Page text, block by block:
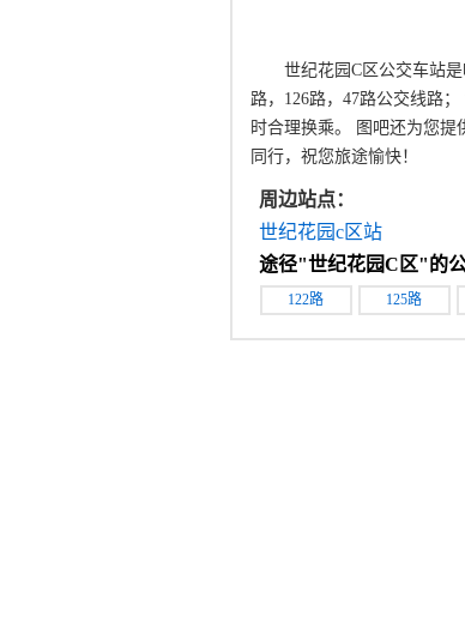
世纪花园C区公交车站
路，126路，47路公交线路
时合理换乘。 图吧还为您
同行，祝您旅途愉快！
周边站点：
世纪花园c区站
途径"世纪花园C区"的
122路 125路